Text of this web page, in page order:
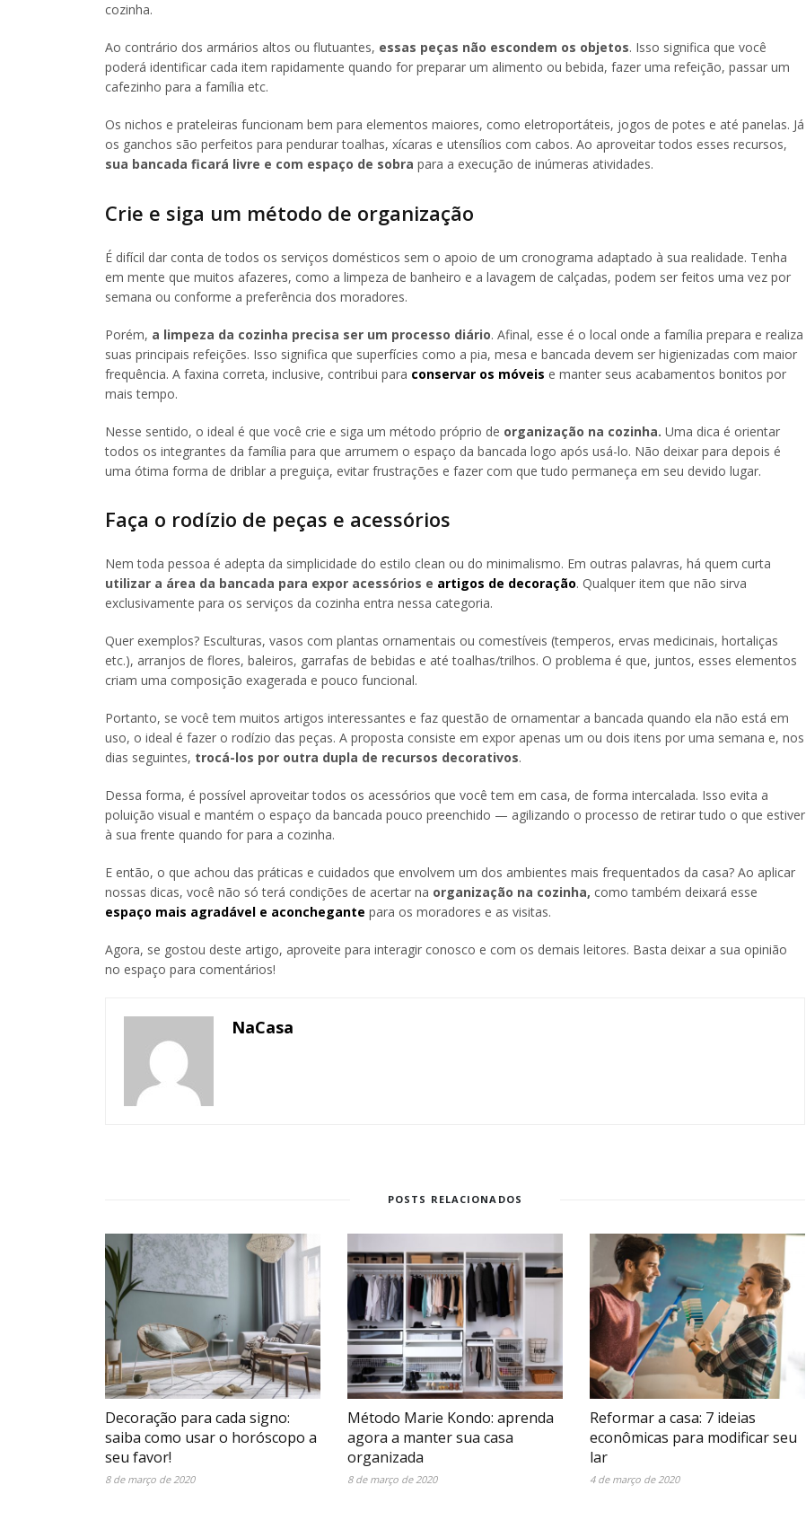
cozinha.
Ao contrário dos armários altos ou flutuantes, essas peças não escondem os objetos. Isso significa que você
poderá identificar cada item rapidamente quando for preparar um alimento ou bebida, fazer uma refeição, passar um
cafezinho para a família etc.
Os nichos e prateleiras funcionam bem para elementos maiores, como eletroportáteis, jogos de potes e até panelas. Já
os ganchos são perfeitos para pendurar toalhas, xícaras e utensílios com cabos. Ao aproveitar todos esses recursos,
sua bancada ficará livre e com espaço de sobra para a execução de inúmeras atividades.
Crie e siga um método de organização
É difícil dar conta de todos os serviços domésticos sem o apoio de um cronograma adaptado à sua realidade. Tenha
em mente que muitos afazeres, como a limpeza de banheiro e a lavagem de calçadas, podem ser feitos uma vez por
semana ou conforme a preferência dos moradores.
Porém, a limpeza da cozinha precisa ser um processo diário. Afinal, esse é o local onde a família prepara e realiza
suas principais refeições. Isso significa que superfícies como a pia, mesa e bancada devem ser higienizadas com maior
frequência. A faxina correta, inclusive, contribui para conservar os móveis e manter seus acabamentos bonitos por
mais tempo.
Nesse sentido, o ideal é que você crie e siga um método próprio de organização na cozinha. Uma dica é orientar
todos os integrantes da família para que arrumem o espaço da bancada logo após usá-lo. Não deixar para depois é
uma ótima forma de driblar a preguiça, evitar frustrações e fazer com que tudo permaneça em seu devido lugar.
Faça o rodízio de peças e acessórios
Nem toda pessoa é adepta da simplicidade do estilo clean ou do minimalismo. Em outras palavras, há quem curta
utilizar a área da bancada para expor acessórios e artigos de decoração. Qualquer item que não sirva
exclusivamente para os serviços da cozinha entra nessa categoria.
Quer exemplos? Esculturas, vasos com plantas ornamentais ou comestíveis (temperos, ervas medicinais, hortaliças
etc.), arranjos de flores, baleiros, garrafas de bebidas e até toalhas/trilhos. O problema é que, juntos, esses elementos
criam uma composição exagerada e pouco funcional.
Portanto, se você tem muitos artigos interessantes e faz questão de ornamentar a bancada quando ela não está em
uso, o ideal é fazer o rodízio das peças. A proposta consiste em expor apenas um ou dois itens por uma semana e, nos
dias seguintes, trocá-los por outra dupla de recursos decorativos.
Dessa forma, é possível aproveitar todos os acessórios que você tem em casa, de forma intercalada. Isso evita a
poluição visual e mantém o espaço da bancada pouco preenchido — agilizando o processo de retirar tudo o que estiver
à sua frente quando for para a cozinha.
E então, o que achou das práticas e cuidados que envolvem um dos ambientes mais frequentados da casa? Ao aplicar
nossas dicas, você não só terá condições de acertar na organização na cozinha, como também deixará esse
espaço mais agradável e aconchegante para os moradores e as visitas.
Agora, se gostou deste artigo, aproveite para interagir conosco e com os demais leitores. Basta deixar a sua opinião
no espaço para comentários!
NaCasa
POSTS RELACIONADOS
Decoração para cada signo:
saiba como usar o horóscopo a
seu favor!
8 de março de 2020
Método Marie Kondo: aprenda
agora a manter sua casa
organizada
8 de março de 2020
Reformar a casa: 7 ideias
econômicas para modificar seu
lar
4 de março de 2020